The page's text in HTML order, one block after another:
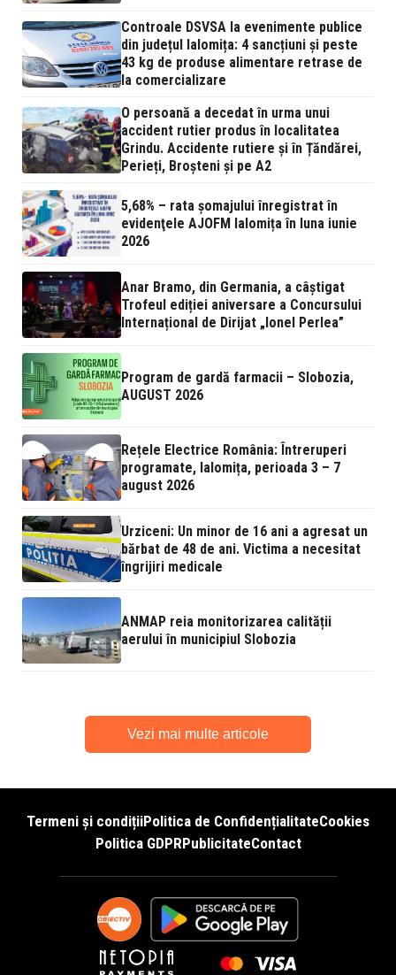
Controale DSVSA la evenimente publice
din județul Ialomița: 4 sancțiuni și peste
43 kg de produse alimentare retrase de
la comercializare
O persoană a decedat în urma unui
accident rutier produs în localitatea
Grindu. Accidente rutiere și în Țăndărei,
Perieți, Broșteni și pe A2
5,68% – rata şomajului înregistrat în
evidenţele AJOFM Ialomița în luna iunie
2026
Anar Bramo, din Germania, a câștigat
Trofeul ediției aniversare a Concursului
Internațional de Dirijat „Ionel Perlea”
Program de gardă farmacii – Slobozia,
AUGUST 2026
Rețele Electrice România: Întreruperi
programate, Ialomița, perioada 3 – 7
august 2026
Urziceni: Un minor de 16 ani a agresat un
bărbat de 48 de ani. Victima a necesitat
îngrijiri medicale
ANMAP reia monitorizarea calității
aerului în municipiul Slobozia
Vezi mai multe articole
Termeni și condițiiPolitica de ConfidențialitateCookies
Politica GDPRPublicitateContact